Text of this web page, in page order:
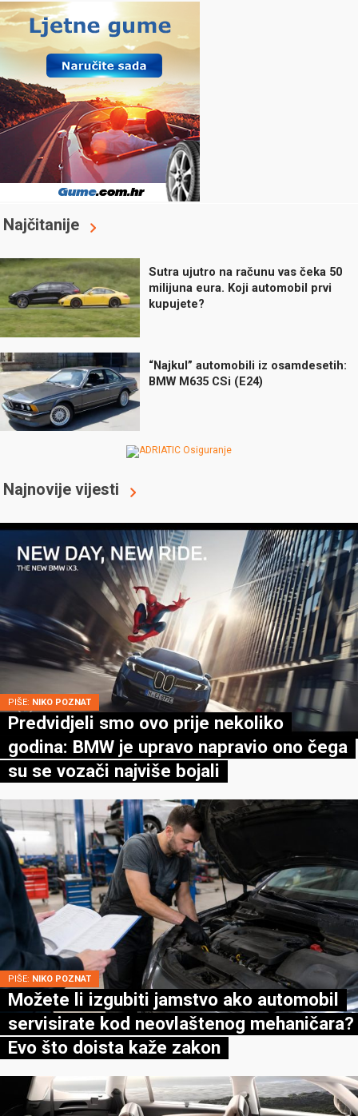
Najčitanije
Sutra ujutro na računu vas čeka 50
milijuna eura. Koji automobil prvi
kupujete?
“Najkul” automobili iz osamdesetih:
BMW M635 CSi (E24)
Najnovije vijesti
PIŠE: NIKO POZNAT
Predvidjeli smo ovo prije nekoliko
godina: BMW je upravo napravio ono čega
su se vozači najviše bojali
PIŠE: NIKO POZNAT
Možete li izgubiti jamstvo ako automobil
servisirate kod neovlaštenog mehaničara?
Evo što doista kaže zakon